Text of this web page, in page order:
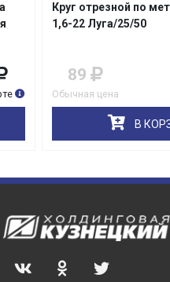
Круг отрезной по
1,6-22 Луга/25/50
89
Обычная цена
В